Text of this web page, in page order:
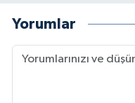
Yorumlar